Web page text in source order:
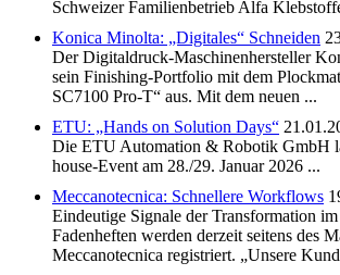
Schweizer Familienbetrieb Alfa
Konica Minolta: „Digitales“ Schneiden
Der Digitaldruck-Maschinenhersteller
sein Finishing-Portfolio mit dem
SC7100 Pro-T“ aus. Mit dem neuen ...
ETU: „Hands on Solution Days“
Die ETU Automation & Robotik GmbH
house-Event am 28./29. Januar 2026 ...
Meccanotecnica: Schnellere Workflows
Eindeutige Signale der Transformation
Fadenheften werden derzeit seitens des
Meccanotecnica registriert. „Unsere